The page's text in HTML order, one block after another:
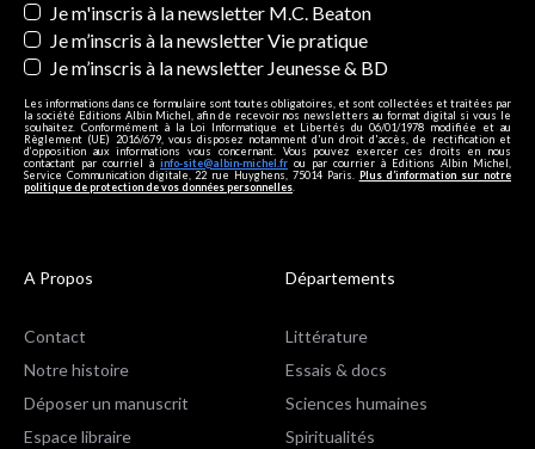
Je m'inscris à la newsletter M.C. Beaton
Je m’inscris à la newsletter Vie pratique
Je m’inscris à la newsletter Jeunesse & BD
Les informations dans ce formulaire sont toutes obligatoires, et sont collectées et traitées par
la société Editions Albin Michel, afin de recevoir nos newsletters au format digital si vous le
souhaitez. Conformément à la Loi Informatique et Libertés du 06/01/1978 modifiée et au
Règlement (UE) 2016/679, vous disposez notamment d'un droit d'accès, de rectification et
d’opposition aux informations vous concernant. Vous pouvez exercer ces droits en nous
contactant par courriel à info-site@albin-michel.fr ou par courrier à Editions Albin Michel,
Service Communication digitale, 22 rue Huyghens, 75014 Paris. Plus d’information sur notre
politique de protection de vos données personnelles
A Propos
Contact
Notre histoire
Déposer un manuscrit
Espace libraire
Départements
Littérature
Essais & docs
Sciences humaines
Spiritualités